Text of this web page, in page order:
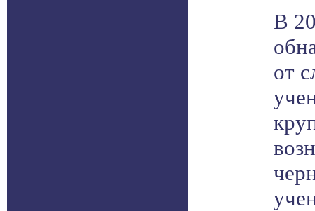
В
от